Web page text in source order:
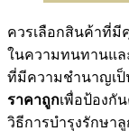
ควรเลือกสินค้าที่มี
ในความทนทานแล
ที่มีความชำนาญเป็
ราคาถูกเพื่อป้องกั
วิธีการบำรุงรักษา